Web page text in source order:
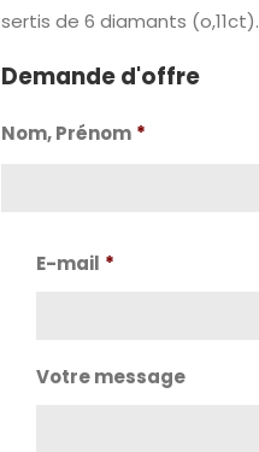
sertis de 6 diamants (o,11ct).
Demande d'offre
Nom, Prénom *
E-mail *
Votre message